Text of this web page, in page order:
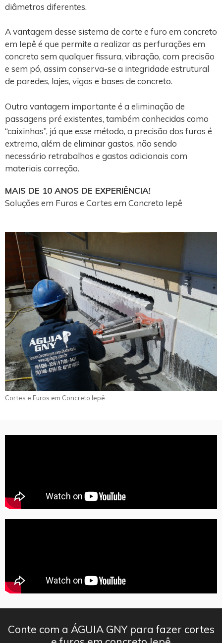
diâmetros diferentes.
A vantagem desse sistema de corte e furo em concreto
em Iepê é que permite a realizar as perfurações em
concreto sem qualquer fissura, vibração, com precisão
e sem pó, assim conserva-se a integridade estrutural
de paredes, lajes, vigas e bases de concreto.
Outra vantagem importante é a eliminação de
passagens pré existentes, também conhecidas como
“caixinhas”, já que esse método, a precisão dos furos é
extrema, além de eliminar gastos, não sendo
necessário retrabalhos e gastos adicionais com
materiais correção.
MAIS DE 10 ANOS DE EXPERIÊNCIA!
Soluções em Furos e Cortes em Concreto Iepê
Cortes e Furos em Concreto Iepê
Conte com a ÁGUIA GNY para fazer cortes